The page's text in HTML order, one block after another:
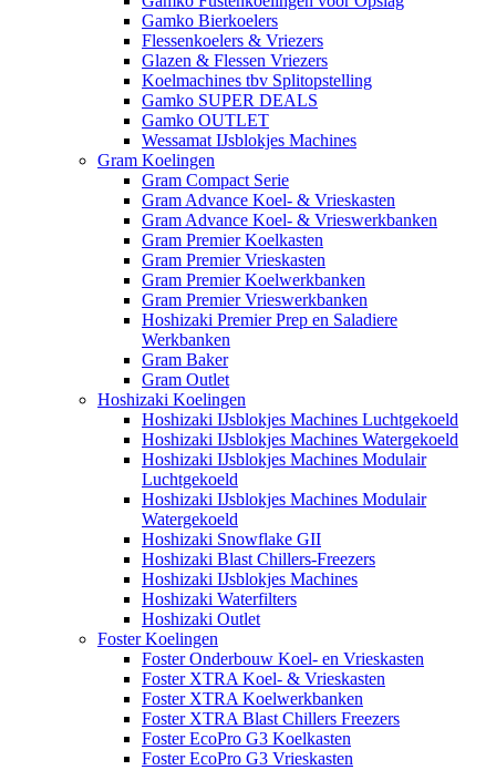
Gamko Bierkoelers
Flessenkoelers & Vriezers
Glazen & Flessen Vriezers
Koelmachines tbv Splitopstelling
Gamko SUPER DEALS
Gamko OUTLET
Wessamat IJsblokjes Machines
Gram Koelingen
Gram Compact Serie
Gram Advance Koel- & Vrieskasten
Gram Advance Koel- & Vrieswerkbanken
Gram Premier Koelkasten
Gram Premier Vrieskasten
Gram Premier Koelwerkbanken
Gram Premier Vrieswerkbanken
Hoshizaki Premier Prep en Saladiere
Werkbanken
Gram Baker
Gram Outlet
Hoshizaki Koelingen
Hoshizaki IJsblokjes Machines Luchtgekoeld
Hoshizaki IJsblokjes Machines Watergekoeld
Hoshizaki IJsblokjes Machines Modulair
Luchtgekoeld
Hoshizaki IJsblokjes Machines Modulair
Watergekoeld
Hoshizaki Snowflake GII
Hoshizaki Blast Chillers-Freezers
Hoshizaki IJsblokjes Machines
Hoshizaki Waterfilters
Hoshizaki Outlet
Foster Koelingen
Foster Onderbouw Koel- en Vrieskasten
Foster XTRA Koel- & Vrieskasten
Foster XTRA Koelwerkbanken
Foster XTRA Blast Chillers Freezers
Foster EcoPro G3 Koelkasten
Foster EcoPro G3 Vrieskasten